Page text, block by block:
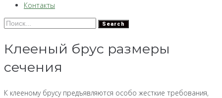
Контакты
Search
Клееный брус размеры
сечения
К клееному брусу предъявляются особо жесткие требования,